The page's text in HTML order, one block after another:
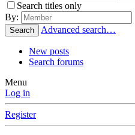
Search titles only
By:
Search Advanced search…
New posts
Search forums
Menu
Log in
Register